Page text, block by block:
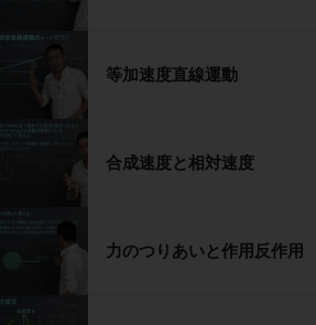
等加速度直線運動
合成速度と相対速度
力のつりあいと作用反作用